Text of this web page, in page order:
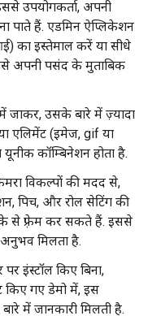
उपयोगकर्ता, अपनी
पाते हैं. एडमिन ऐप्लिकेशन
का इस्तेमाल करें या सीधे
अपनी पसंद के मुताबिक
जाकर, उसके बारे में ज़्यादा
एलिमेंट (इमेज, gif या
यूनीक कॉम्बिनेशन होता है.
विकल्पों की मदद से,
पिच, और रोल सेटिंग की
से फ़्रेम कर सकते हैं. इससे
अनुभव मिलता है.
पर इंस्टॉल किए बिना,
किए गए डेमो में, इस
में जानकारी मिलती है.